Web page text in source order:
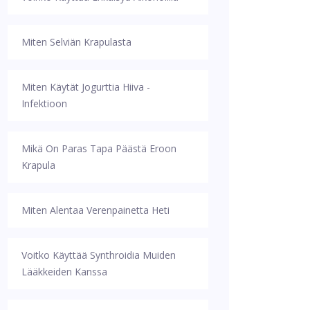
Miten Selviän Krapulasta
Miten Käytät Jogurttia Hiiva -
Infektioon
Mikä On Paras Tapa Päästä Eroon
Krapula
Miten Alentaa Verenpainetta Heti
Voitko Käyttää Synthroidia Muiden
Lääkkeiden Kanssa